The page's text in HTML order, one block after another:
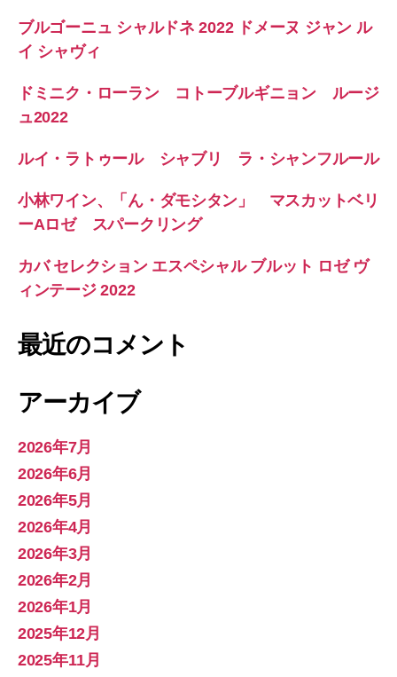
ブルゴーニュ シャルドネ 2022 ドメーヌ ジャン ル
イ シャヴィ
ドミニク・ローラン コトーブルギニョン ルージ
ュ2022
ルイ・ラトゥール シャブリ ラ・シャンフルール
小林ワイン、「ん・ダモシタン」 マスカットベリ
ーAロゼ スパークリング
カバ セレクション エスペシャル ブルット ロゼ ヴ
ィンテージ 2022
最近のコメント
アーカイブ
2026年7月
2026年6月
2026年5月
2026年4月
2026年3月
2026年2月
2026年1月
2025年12月
2025年11月